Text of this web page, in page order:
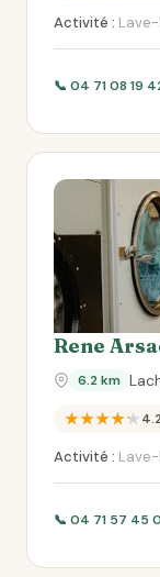
Activité :
📞 04 71 08 19
Rene
6.2 km
★★★★★
Activité :
📞 04 71 57 45